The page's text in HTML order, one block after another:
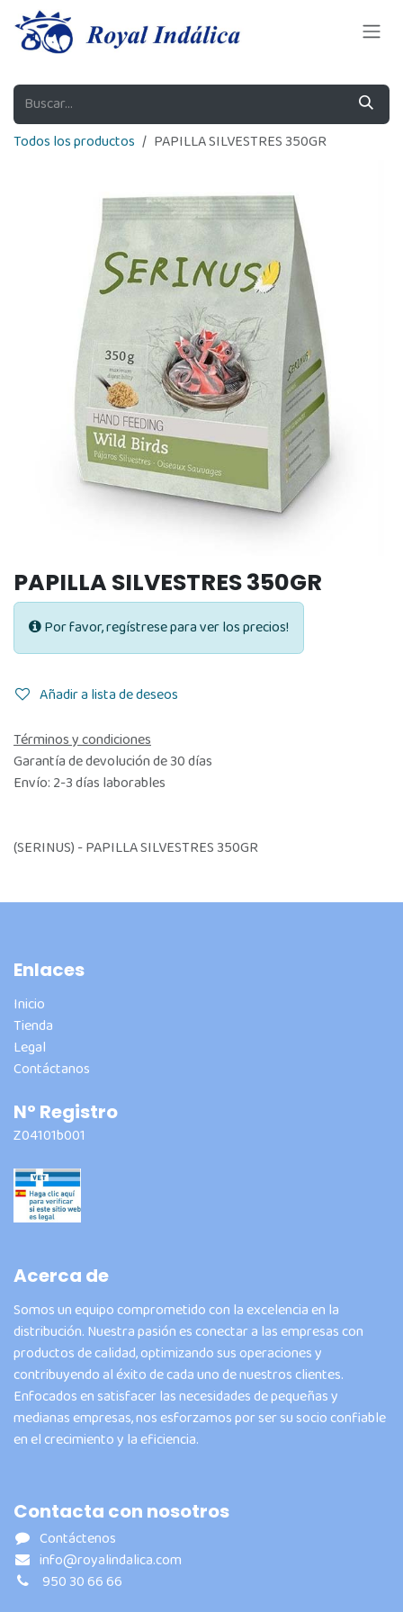
Ir al contenido
Todos los productos PAPILLA SILVESTRES 350GR
PAPILLA SILVESTRES 350GR
Por favor, regístrese para ver los precios!
Añadir a lista de deseos
Términos y condiciones
Garantía de devolución de 30 días
Envío: 2-3 días laborables
(SERINUS) - PAPILLA SILVESTRES 350GR
Enlaces
Inicio
Tienda
Legal
Contáctanos
Nº Registro
Z04101b001
Acerca de
Somos un equipo comprometido con la excelencia en la
distribución. Nuestra pasión es conectar a las empresas con
productos de calidad, optimizando sus operaciones y
contribuyendo al éxito de cada uno de nuestros clientes.
Enfocados en satisfacer las necesidades de pequeñas y
medianas empresas, nos esforzamos por ser su socio confiable
en el crecimiento y la eficiencia.
Contacta con nosotros
Contáctenos
info@royalindalica.com
950 30 66 66